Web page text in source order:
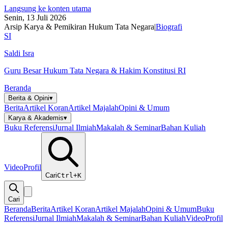
Langsung ke konten utama
Senin, 13 Juli 2026
Arsip Karya & Pemikiran Hukum Tata Negara|Biografi
SI
Saldi Isra
Guru Besar Hukum Tata Negara & Hakim Konstitusi RI
Beranda
Berita & Opini▾
BeritaArtikel KoranArtikel MajalahOpini & Umum
Karya & Akademis▾
Buku ReferensiJurnal IlmiahMakalah & SeminarBahan Kuliah
VideoProfil
CariCtrl+K
Cari
BerandaBeritaArtikel KoranArtikel MajalahOpini & UmumBuku
ReferensiJurnal IlmiahMakalah & SeminarBahan KuliahVideoProfil